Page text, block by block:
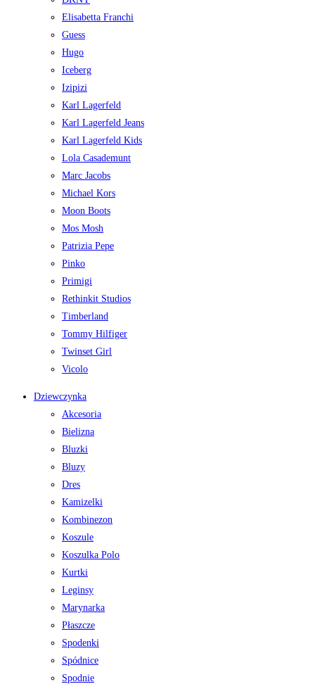
Elisabetta Franchi
Guess
Hugo
Iceberg
Izipizi
Karl Lagerfeld
Karl Lagerfeld Jeans
Karl Lagerfeld Kids
Lola Casademunt
Marc Jacobs
Michael Kors
Moon Boots
Mos Mosh
Patrizia Pepe
Pinko
Primigi
Rethinkit Studios
Timberland
Tommy Hilfiger
Twinset Girl
Vicolo
Dziewczynka
Akcesoria
Bielizna
Bluzki
Bluzy
Dres
Kamizelki
Kombinezon
Koszule
Koszulka Polo
Kurtki
Leginsy
Marynarka
Płaszcze
Spodenki
Spódnice
Spodnie